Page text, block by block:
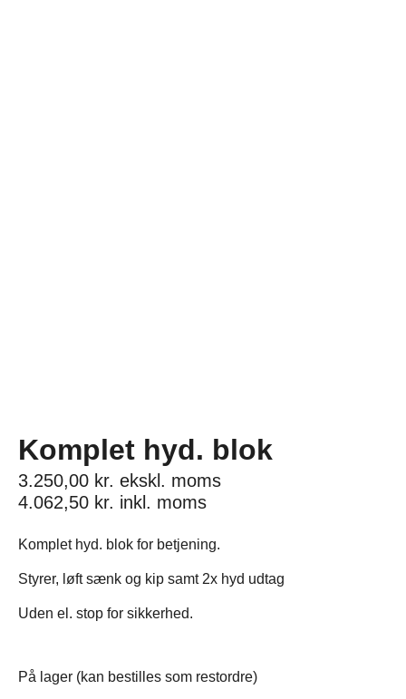
Komplet hyd. blok
3.250,00 kr. ekskl. moms
4.062,50 kr. inkl. moms
Komplet hyd. blok for betjening.
Styrer, løft sænk og kip samt 2x hyd udtag
Uden el. stop for sikkerhed.
På lager (kan bestilles som restordre)